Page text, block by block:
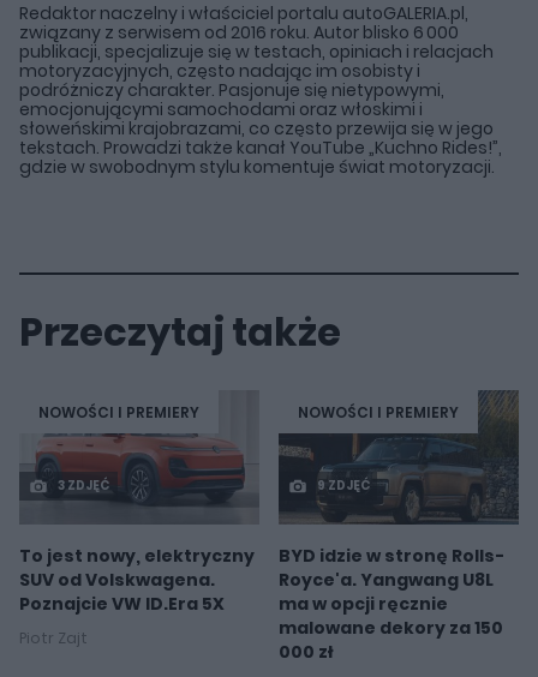
Redaktor naczelny i właściciel portalu autoGALERIA.pl,
związany z serwisem od 2016 roku. Autor blisko 6 000
publikacji, specjalizuje się w testach, opiniach i relacjach
motoryzacyjnych, często nadając im osobisty i
podróżniczy charakter. Pasjonuje się nietypowymi,
emocjonującymi samochodami oraz włoskimi i
słoweńskimi krajobrazami, co często przewija się w jego
tekstach. Prowadzi także kanał YouTube „Kuchno Rides!”,
gdzie w swobodnym stylu komentuje świat motoryzacji.
Przeczytaj także
NOWOŚCI I PREMIERY
3 ZDJĘĆ
To jest nowy, elektryczny
SUV od Volskwagena.
Poznajcie VW ID.Era 5X
Piotr Zajt
NOWOŚCI I PREMIERY
9 ZDJĘĆ
BYD idzie w stronę Rolls-
Royce'a. Yangwang U8L
ma w opcji ręcznie
malowane dekory za 150
000 zł